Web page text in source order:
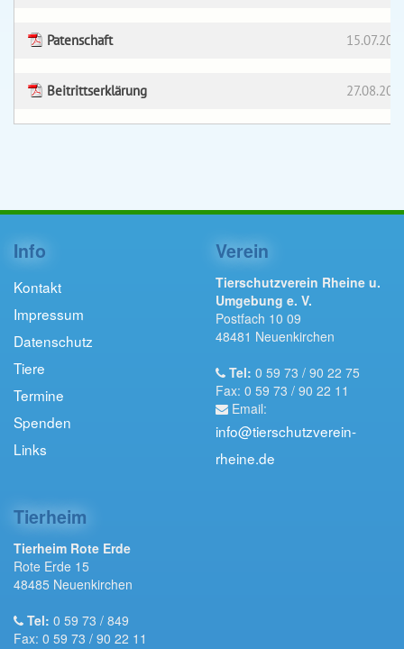
Patenschaft
Beitrittserklärung
Info
Kontakt
Impressum
Datenschutz
Tiere
Termine
Spenden
Links
Verein
Tierschutzverein Rheine u.
Umgebung e. V.
Postfach 10 09
48481 Neuenkirchen
Tel: 0 59 73 / 90 22 75
Fax: 0 59 73 / 90 22 11
Email:
info@tierschutzverein-
rheine.de
Tierheim
Tierheim Rote Erde
Rote Erde 15
48485 Neuenkirchen
Tel: 0 59 73 / 849
Fax: 0 59 73 / 90 22 11